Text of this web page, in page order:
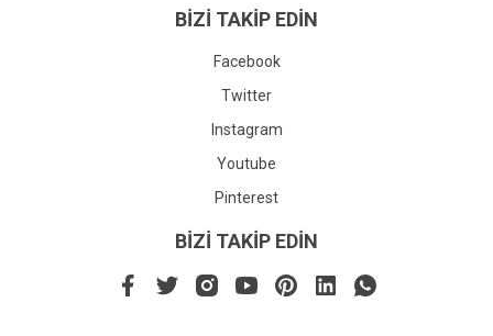
BİZİ TAKİP EDİN
Facebook
Twitter
Instagram
Youtube
Pinterest
BİZİ TAKİP EDİN